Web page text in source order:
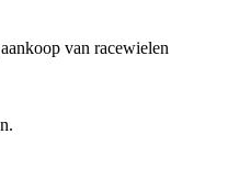
van racewielen